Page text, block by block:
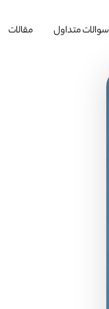
سوالات متداول مقالات